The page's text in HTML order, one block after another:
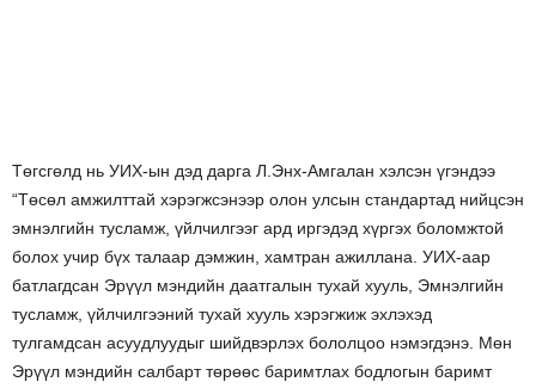
Төгсгөлд нь УИХ-ын дэд дарга Л.Энх-Амгалан хэлсэн үгэндээ
“Төсөл амжилттай хэрэгжсэнээр олон улсын стандартад нийцсэн
эмнэлгийн тусламж, үйлчилгээг ард иргэдэд хүргэх боломжтой
болох учир бүх талаар дэмжин, хамтран ажиллана. УИХ-аар
батлагдсан Эрүүл мэндийн даатгалын тухай хууль, Эмнэлгийн
тусламж, үйлчилгээний тухай хууль хэрэгжиж эхлэхэд
тулгамдсан асуудлуудыг шийдвэрлэх бололцоо нэмэгдэнэ. Мөн
Эрүүл мэндийн салбарт төрөөс баримтлах бодлогын баримт